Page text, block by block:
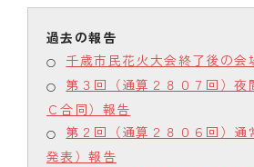
千歳市民花火大会終了後の会
第３回（通算２８０７回）夜
Ｃ合同）報告
第２回（通算２８０６回）通
発表）報告